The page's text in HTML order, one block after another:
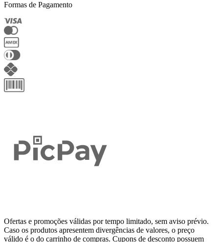
Formas de Pagamento
Ofertas e promoções válidas por tempo limitado, sem aviso prévio.
Caso os produtos apresentem divergências de valores, o preço
válido é o do carrinho de compras. Cupons de desconto possuem